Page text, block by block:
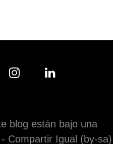
blog están bajo una
Compartir Igual (by-sa)